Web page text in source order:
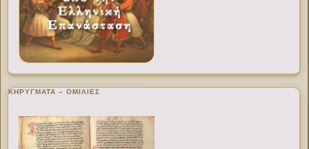
ΚΗΡΥΓΜΑΤΑ – ΟΜΙΛΙΕΣ